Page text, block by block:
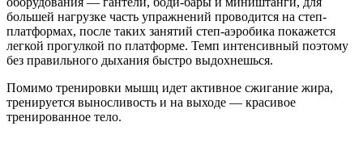
большей нагрузке часть упражнений проводится на степ-
платформах, после таких занятий степ-аэробика покажется
легкой прогулкой по платформе. Темп интенсивный поэтому
без правильного дыхания быстро выдохнешься.
Помимо тренировки мышц идет активное сжигание жира,
тренируется выносливость и на выходе — красивое
тренированное тело.